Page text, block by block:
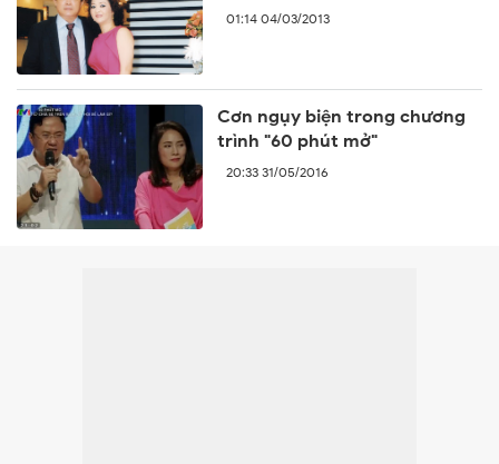
01:14 04/03/2013
Cơn ngụy biện trong chương
trình "60 phút mở"
20:33 31/05/2016